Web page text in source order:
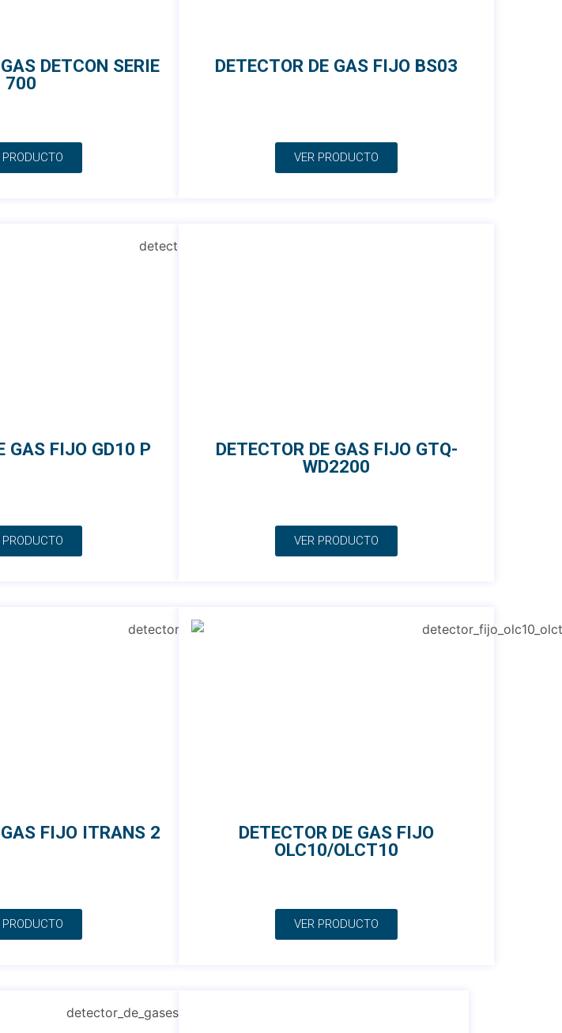
DETCON SERIE
700
PRODUCTO
DETECTOR DE GAS FIJO BS03
VER PRODUCTO
GAS FIJO GD10 P
PRODUCTO
DETECTOR DE GAS FIJO GTQ-
WD2200
VER PRODUCTO
FIJO ITRANS 2
PRODUCTO
DETECTOR DE GAS FIJO
OLC10/OLCT10
VER PRODUCTO